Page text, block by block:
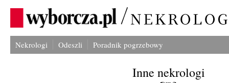
Nekrologi Odeszli Poradnik pogrzebowy
Inne nekrologi